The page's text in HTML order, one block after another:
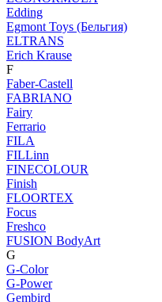
Edding
Egmont Toys (Бельгия)
ELTRANS
Erich Krause
F
Faber-Castell
FABRIANO
Fairy
Ferrario
FILA
FILLinn
FINECOLOUR
Finish
FLOORTEX
Focus
Freshco
FUSION BodyArt
G
G-Color
G-Power
Gembird